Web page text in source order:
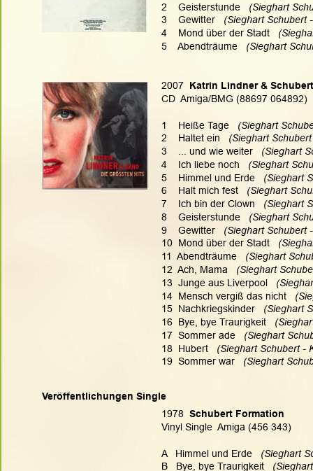
Veröffentlichungen Single
2    Geisterstunde
(Sieghart
3    Gewitter (Sieghart Schubert
4    Mond über der Stadt
5    Abendträume
(Sieghart
2007
Katrin Lindner &
CD  Amiga/BMG (88697 064892)
1    Heiße Tage
(Sieghart
2    Haltet ein (Sieghart
3    ... und wie weiter
(Sieghart
4    Ich liebe noch (Sieghart
5    Himmel und Erde (Sieghart
6    Halt mich fest
(Sieghart
7    Ich bin der Clown
(Sieghart
8    Geisterstunde
(Sieghart
9    Gewitter (Sieghart Schubert
10  Mond über der Stadt
11  Abendträume
(Sieghart
12  Ach, Mama (Sieghart
13  Junge aus Liverpool
14  Mensch vergiß das nicht
15  Nachkriegskinder
(Sieghart
16  Bye, bye Traurigkeit
17  Sommer ade
(Sieghart
18  Hubert
(Sieghart Schubert -
19  Sommer war (Sieghart
1978
  Schubert Formation
Vinyl Single  Amiga (456 343)
A   Himmel und Erde (Sieghart
B   Bye, bye Traurigkeit